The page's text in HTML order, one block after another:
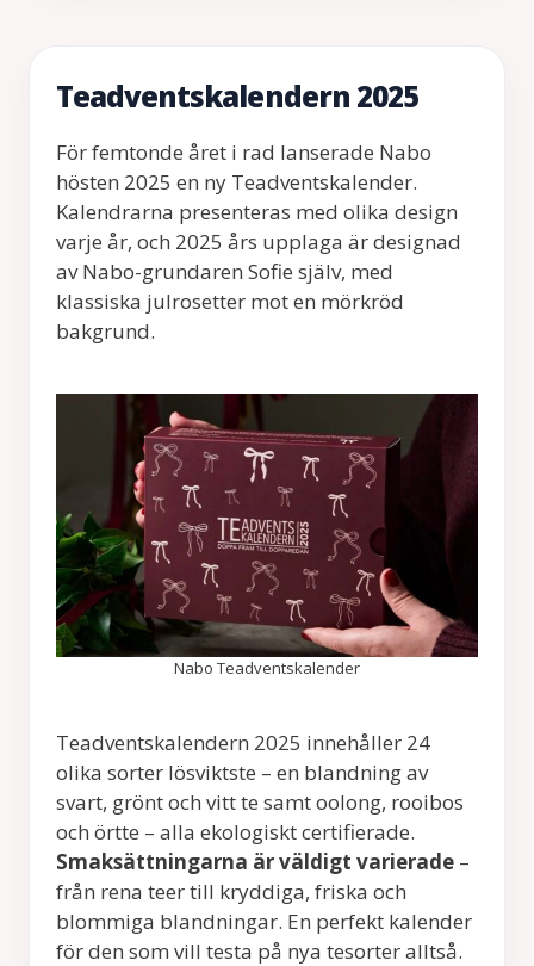
Teadventskalendern 2025
För femtonde året i rad lanserade Nabo
hösten 2025 en ny Teadventskalender.
Kalendrarna presenteras med olika design
varje år, och 2025 års upplaga är designad
av Nabo-grundaren Sofie själv, med
klassiska julrosetter mot en mörkröd
bakgrund.
Nabo Teadventskalender
Teadventskalendern 2025 innehåller 24
olika sorter lösviktste – en blandning av
svart, grönt och vitt te samt oolong, rooibos
och örtte – alla ekologiskt certifierade.
Smaksättningarna är väldigt varierade –
från rena teer till kryddiga, friska och
blommiga blandningar. En perfekt kalender
för den som vill testa på nya tesorter alltså.